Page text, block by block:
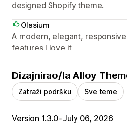
designed Shopify theme.
Olasium
A modern, elegant,
features I love it
Dizajnirao/la Alloy
Zatraži podršku Sve teme
Version 1.3.0•July 06, 2026